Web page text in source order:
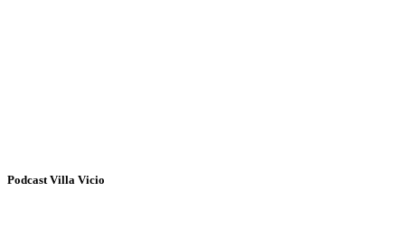
Podcast Villa Vicio